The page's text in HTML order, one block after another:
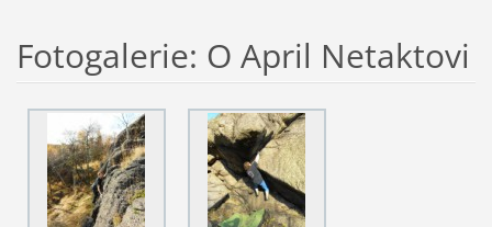
Fotogalerie: O April Netaktovi